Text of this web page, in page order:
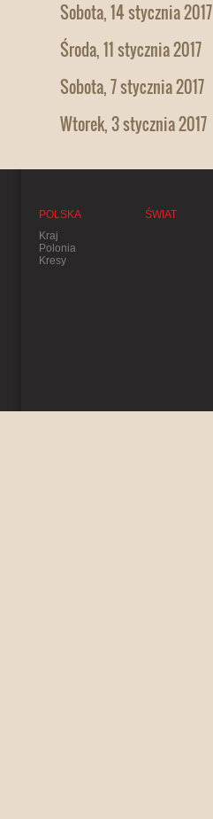
Sobota, 14 stycznia 2017
Środa, 11 stycznia 2017
Sobota, 7 stycznia 2017
Wtorek, 3 stycznia 2017
POLSKA
Kraj
Polonia
Kresy
ŚWIAT